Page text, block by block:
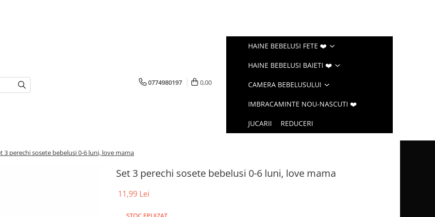
0774980197 0,00
HAINE BEBELUSI FETE ❤️
HAINE BEBELUSI BAIETI ❤️
CAMERA BEBELUSULUI
IMBRACAMINTE NOU-NASCUTI ❤️
JUCARII REDUCERI
3 perechi sosete bebelusi 0-6 luni, love mama
Set 3 perechi sosete bebelusi 0-6 luni, love mama
11,99 Lei